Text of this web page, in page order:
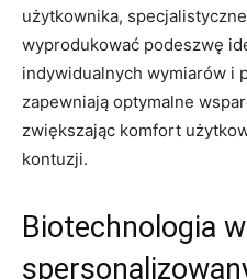
użytkownika,
wyprodukować podeszwę
indywidualnych wymiarów i
zapewniają optymalne
zwiększając komfort‌
kontuzji.
Biotechnologia